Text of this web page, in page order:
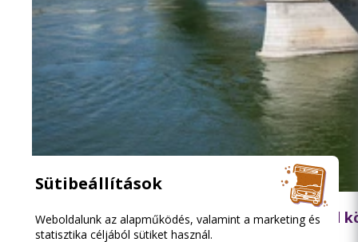
2026.08.06. 18:15
Lezárják péntek hajnalban a Szabadság híd
Sütibeállítások
Weboldalunk az alapműködés, valamint a marketing és
statisztika céljából sütiket használ.